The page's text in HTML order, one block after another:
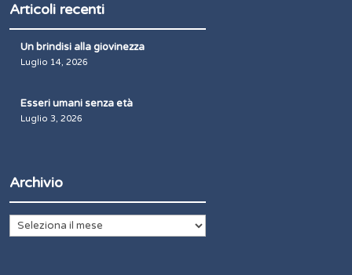
Articoli recenti
Un brindisi alla giovinezza
Luglio 14, 2026
Esseri umani senza età
Luglio 3, 2026
Archivio